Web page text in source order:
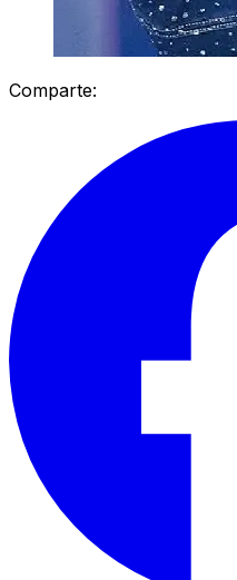
Comparte: